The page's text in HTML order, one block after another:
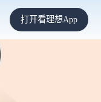
打开看理想App